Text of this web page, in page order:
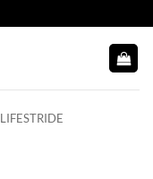
LIFESTRIDE